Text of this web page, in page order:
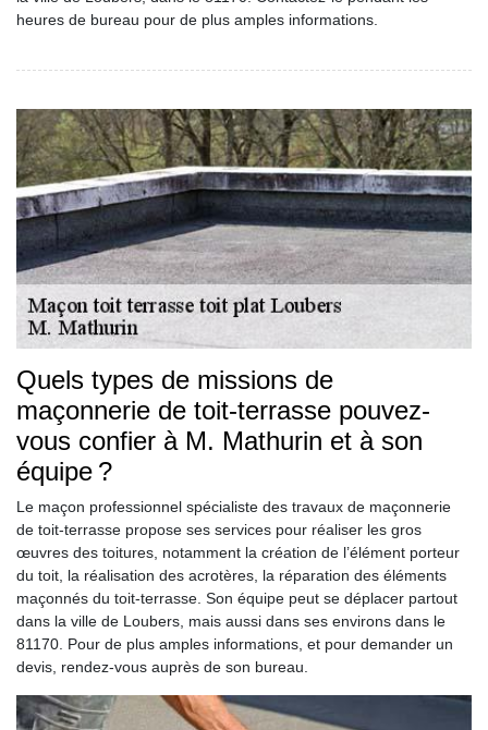
heures de bureau pour de plus amples informations.
Quels types de missions de
maçonnerie de toit-terrasse pouvez-
vous confier à M. Mathurin et à son
équipe ?
Le maçon professionnel spécialiste des travaux de maçonnerie
de toit-terrasse propose ses services pour réaliser les gros
œuvres des toitures, notamment la création de l’élément porteur
du toit, la réalisation des acrotères, la réparation des éléments
maçonnés du toit-terrasse. Son équipe peut se déplacer partout
dans la ville de Loubers, mais aussi dans ses environs dans le
81170. Pour de plus amples informations, et pour demander un
devis, rendez-vous auprès de son bureau.